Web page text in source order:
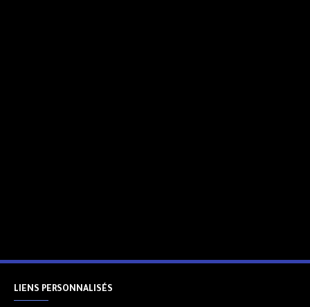
LIENS PERSONNALISÉS